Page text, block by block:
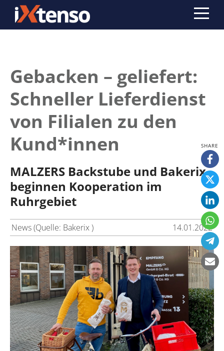
Gebacken – geliefert:
Schneller Lieferdienst
von Filialen zu den
Kund*innen
MALZERS Backstube und Bakerix
beginnen Kooperation im
Ruhrgebiet
News (Quelle: Bakerix ) 14.01.2022